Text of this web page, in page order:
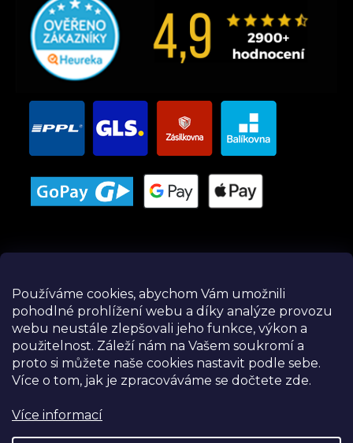
Používáme cookies, abychom Vám umožnili
pohodlné prohlížení webu a díky analýze provozu
webu neustále zlepšovali jeho funkce, výkon a
použitelnost. Záleží nám na Vašem soukromí a
proto si můžete naše cookies nastavit podle sebe.
Více o tom, jak je zpracováváme se dočtete zde.
Více informací
Instagram